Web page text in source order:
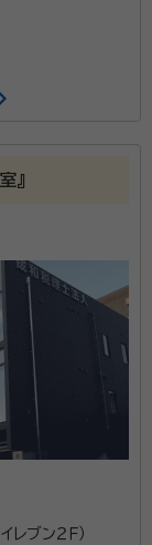
昭和５５年１月
１月 広告代理店
一丁目へ移転 平
新町二丁目に移
する 平成９年４月
二丁目に移転 平
８月 行政書士山
成りし、代表とな
税務署入り
丁目から徒歩
らアクセス
思ったときに
ったそうで
行政書士の
まな業務にあ
』
レブン２Ｆ）